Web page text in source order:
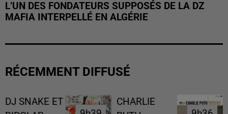
L’UN DES FONDATEURS SUPPOSÉS DE LA DZ
MAFIA INTERPELLÉ EN ALGÉRIE
RÉCEMMENT DIFFUSÉ
DJ SNAKE ET
CHARLIE